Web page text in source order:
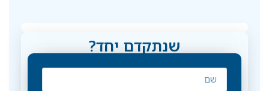
שנתקדם יחד?